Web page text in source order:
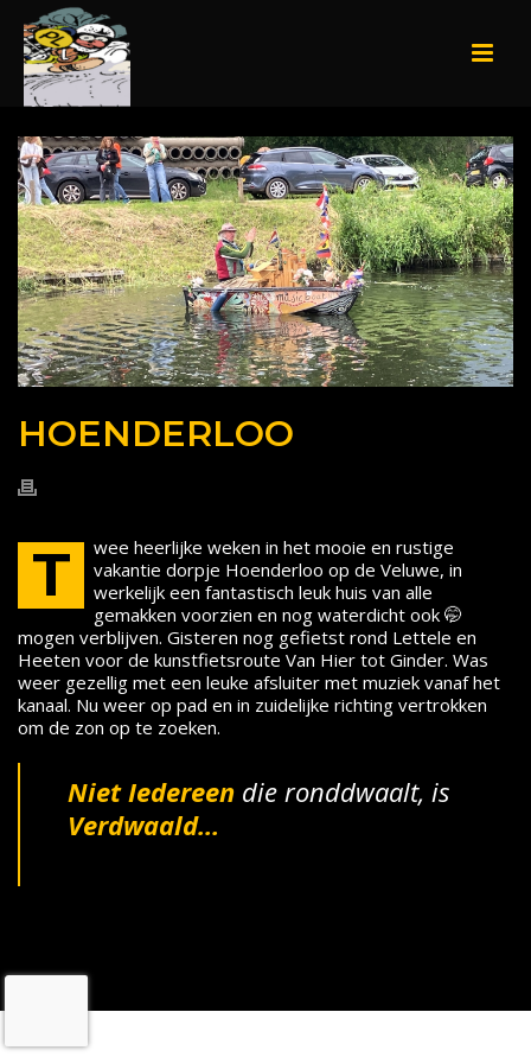
HOENDERLOO
T
wee heerlijke weken in het mooie en rustige
vakantie dorpje Hoenderloo op de Veluwe, in
werkelijk een fantastisch leuk huis van alle
gemakken voorzien en nog waterdicht ook 🤭
mogen verblijven. Gisteren nog gefietst rond Lettele en
Heeten voor de kunstfietsroute Van Hier tot Ginder. Was
weer gezellig met een leuke afsluiter met muziek vanaf het
kanaal. Nu weer op pad en in zuidelijke richting vertrokken
om de zon op te zoeken.
Niet Iedereen die ronddwaalt, is
Verdwaald…